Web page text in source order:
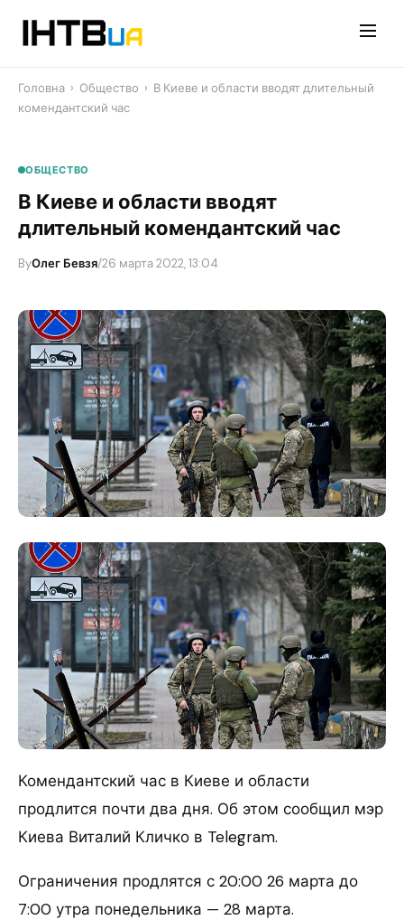
Головна › Общество › В Киеве и области вводят длительный
комендантский час
ОБЩЕСТВО
В Киеве и области вводят
длительный комендантский час
ByОлег Бевзя/26 марта 2022, 13:04
Комендантский час в Киеве и области
продлится почти два дня. Об этом сообщил мэр
Киева Виталий Кличко в Telegram.
Ограничения продлятся с 20:00 26 марта до
7:00 утра понедельника — 28 марта.